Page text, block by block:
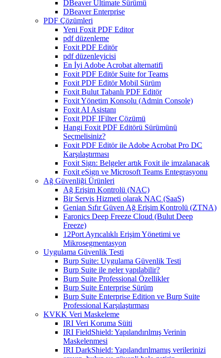
DBeaver Ultimate Sürümü
DBeaver Enterprise
PDF Çözümleri
Yeni Foxit PDF Editor
pdf düzenleme
Foxit PDF Editör
pdf düzenleyicisi
En İyi Adobe Acrobat alternatifi
Foxit PDF Editör Suite for Teams
Foxit PDF Editör Mobil Sürüm
Foxit Bulut Tabanlı PDF Editör
Foxit Yönetim Konsolu (Admin Console)
Foxit AI Asistanı
Foxit PDF IFilter Çözümü
Hangi Foxit PDF Editörü Sürümünü
Seçmelisiniz?
Foxit PDF Editör ile Adobe Acrobat Pro DC
Karşılaştırması
Foxit Sign: Belgeler artık Foxit ile imzalanacak
Foxit eSign ve Microsoft Teams Entegrasyonu
Ağ Güvenliği Ürünleri
Ağ Erişim Kontrolü (NAC)
Bir Servis Hizmeti olarak NAC (SaaS)
Genian Sıfır Güven Ağ Erişim Kontrolü (ZTNA)
Faronics Deep Freeze Cloud (Bulut Deep
Freeze)
12Port Ayrıcalıklı Erişim Yönetimi ve
Mikrosegmentasyon
Uygulama Güvenlik Testi
Burp Suite: Uygulama Güvenlik Testi
Burp Suite ile neler yapılabilir?
Burp Suite Professional Özellikler
Burp Suite Enterprise Sürüm
Burp Suite Enterprise Edition ve Burp Suite
Professional Karşılaştırması
KVKK Veri Maskeleme
IRI Veri Koruma Süiti
IRI FieldShield: Yapılandırılmış Verinin
Maskelenmesi
IRI DarkShield: Yapılandırılmamış verilerinizi